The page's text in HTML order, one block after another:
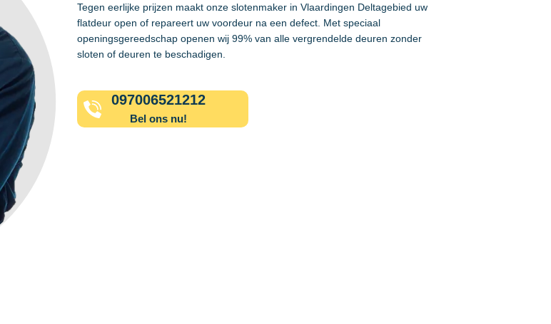
Tegen eerlijke prijzen maakt onze slotenmaker in Vlaardingen Deltagebied uw
flatdeur open of repareert uw voordeur na een defect. Met speciaal
openingsgereedschap openen wij 99% van alle vergrendelde deuren zonder
sloten of deuren te beschadigen.
097006521212
Bel ons nu!